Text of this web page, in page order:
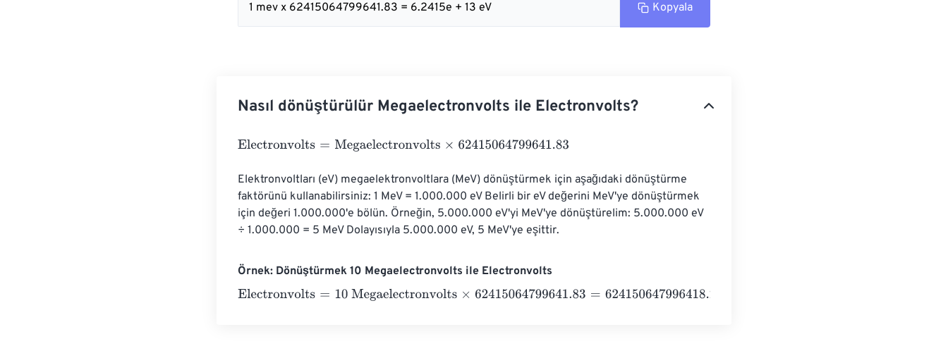
1 mev x 62415064799641.83 = 6.2415e + 13 eV Kopyala
Nasıl dönüştürülür Megaelectronvolts ile Electronvolts?
Electronvolts=Megaelectronvolts×62415064799641.83
Elektronvoltları (eV) megaelektronvoltlara (MeV) dönüştürmek için aşağıdaki dönüştürme
faktörünü kullanabilirsiniz: 1 MeV = 1.000.000 eV Belirli bir eV değerini MeV'ye dönüştürmek
için değeri 1.000.000'e bölün. Örneğin, 5.000.000 eV'yi MeV'ye dönüştürelim: 5.000.000 eV
÷ 1.000.000 = 5 MeV Dolayısıyla 5.000.000 eV, 5 MeV'ye eşittir.
Örnek: Dönüştürmek 10 Megaelectronvolts ile Electronvolts
Electronvolts=10 Megaelectronvolts×62415064799641.83=624150647996418.2 Electronvolts